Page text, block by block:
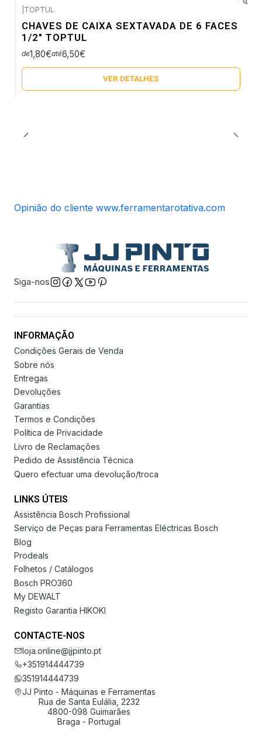
Não Disponível
TOPTUL
CHAVES DE CAIXA SEXTAVADA DE 6 FACES
1/2" TOPTUL
de1,80€até6,50€
VER DETALHES
Opinião do cliente www.ferramentarotativa.com
Siga-nos
INFORMAÇÃO
Condições Gerais de Venda
Sobre nós
Entregas
Devoluções
Garantias
Termos e Condições
Política de Privacidade
Livro de Reclamações
Pedido de Assistência Técnica
Quero efectuar uma devolução/troca
LINKS ÚTEIS
Assistência Bosch Profissional
Serviço de Peças para Ferramentas Eléctricas Bosch
Blog
Prodeals
Folhetos / Catálogos
Bosch PRO360
My DEWALT
Registo Garantia HIKOKI
CONTACTE-NOS
loja.online@jjpinto.pt
+351914444739
351914444739
JJ Pinto - Máquinas e Ferramentas
Rua de Santa Eulália, 2232
4800-098 Guimarães
Braga - Portugal